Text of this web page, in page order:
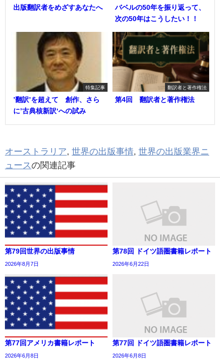
出版翻訳者をめざすあなたへ
バベルの50年を振り返って、
次の50年はこうしたい！！
特集記事
’翻訳’を超えて 創作、さら
に’古典核新訳‘への試み
翻訳者と著作権法
第4回 翻訳者と著作権法
オーストラリア 世界の出版事情 世界の出版業界ニ
ュース の関連記事
第79回世界の出版事情
2026年8月7日
第78回 ドイツ語圏書籍レポート
2026年6月22日
第77回アメリカ書籍レポート
2026年6月8日
第77回 ドイツ語圏書籍レポート
2026年6月8日